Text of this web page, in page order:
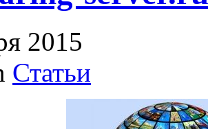
2015
Статьи